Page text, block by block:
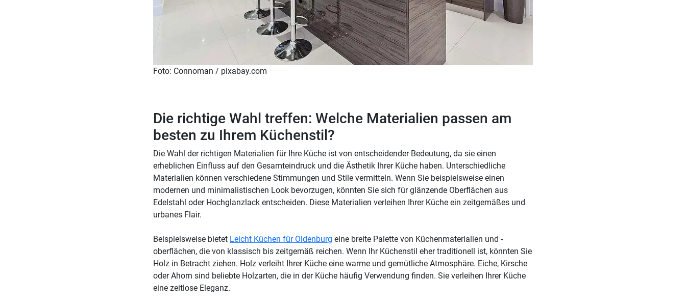
Foto: Connoman / pixabay.com
Die richtige Wahl treffen: Welche Materialien passen am
besten zu Ihrem Küchenstil?
Die Wahl der richtigen Materialien für Ihre Küche ist von entscheidender Bedeutung, da sie einen
erheblichen Einfluss auf den Gesamteindruck und die Ästhetik Ihrer Küche haben. Unterschiedliche
Materialien können verschiedene Stimmungen und Stile vermitteln. Wenn Sie beispielsweise einen
modernen und minimalistischen Look bevorzugen, könnten Sie sich für glänzende Oberflächen aus
Edelstahl oder Hochglanzlack entscheiden. Diese Materialien verleihen Ihrer Küche ein zeitgemäßes und
urbanes Flair.
Beispielsweise bietet Leicht Küchen für Oldenburg eine breite Palette von Küchenmaterialien und -
oberflächen, die von klassisch bis zeitgemäß reichen. Wenn Ihr Küchenstil eher traditionell ist, könnten Sie
Holz in Betracht ziehen. Holz verleiht Ihrer Küche eine warme und gemütliche Atmosphäre. Eiche, Kirsche
oder Ahorn sind beliebte Holzarten, die in der Küche häufig Verwendung finden. Sie verleihen Ihrer Küche
eine zeitlose Eleganz.